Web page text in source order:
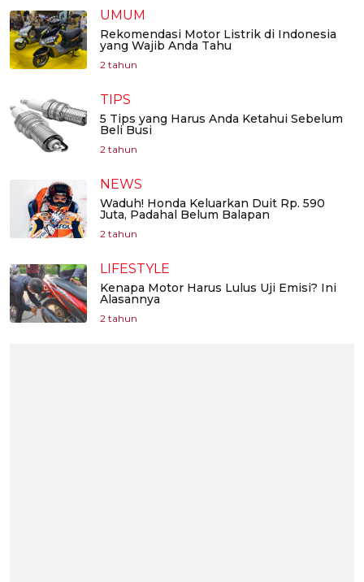
UMUM
Rekomendasi Motor Listrik di Indonesia
yang Wajib Anda Tahu
2 tahun
TIPS
5 Tips yang Harus Anda Ketahui Sebelum
Beli Busi
2 tahun
NEWS
Waduh! Honda Keluarkan Duit Rp. 590
Juta, Padahal Belum Balapan
2 tahun
LIFESTYLE
Kenapa Motor Harus Lulus Uji Emisi? Ini
Alasannya
2 tahun